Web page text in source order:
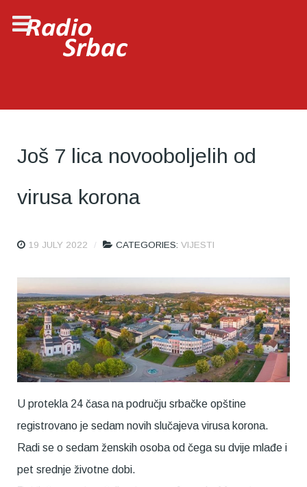
Još 7 lica novooboljelih od
virusa korona
19 JULY 2022 CATEGORIES: VIJESTI
U protekla 24 časa na području srbačke opštine
registrovano je sedam novih slučajeva virusa korona.
Radi se o sedam ženskih osoba od čega su dvije mlađe i
pet srednje životne dobi.